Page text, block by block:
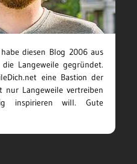
diesen Blog 2006 aus
Langeweile gegründet.
eine Bastion der
Langeweile vertreiben
inspirieren will. Gute